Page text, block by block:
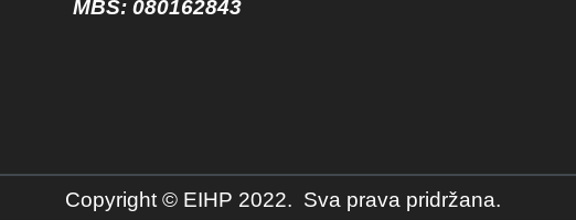
MBS: 080162843
Copyright © EIHP 2022. Sva prava pridržana.